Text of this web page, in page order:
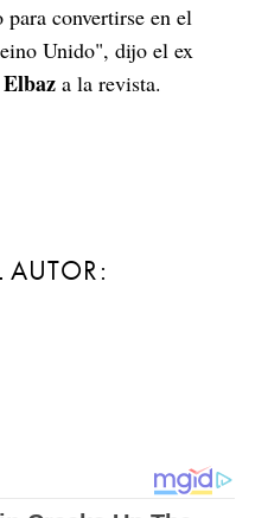
convertirse en el
Unido", dijo el ex
a la revista.
AUTOR: